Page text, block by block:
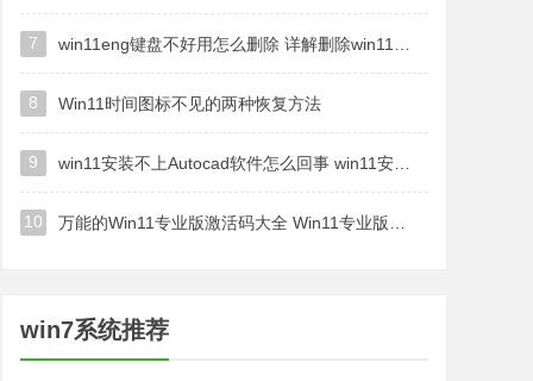
7
8 Win11时间图标不见的两种恢复方法
9
10
win7系统推荐